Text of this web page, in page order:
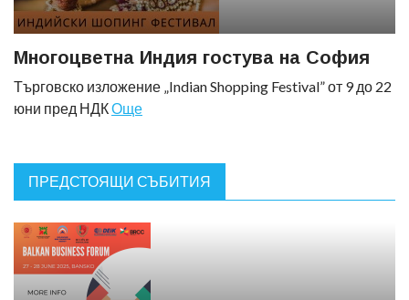
Многоцветна Индия гостува на София
Търговско изложение „Indian Shopping Festival” от 9 до 22
юни пред НДКОще
ПРЕДСТОЯЩИ СЪБИТИЯ